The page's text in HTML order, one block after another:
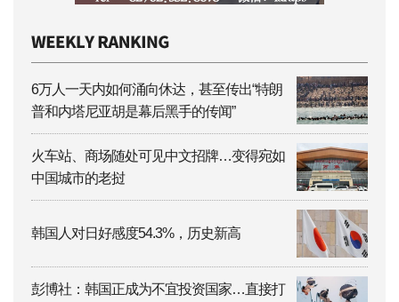
6万人一天内如何涌向休达，甚至传出“特朗
普和内塔尼亚胡是幕后黑手的传闻”
火车站、商场随处可见中文招牌…变得宛如
中国城市的老挝
韩国人对日好感度54.3%，历史新高
彭博社：韩国正成为不宜投资国家…直接打